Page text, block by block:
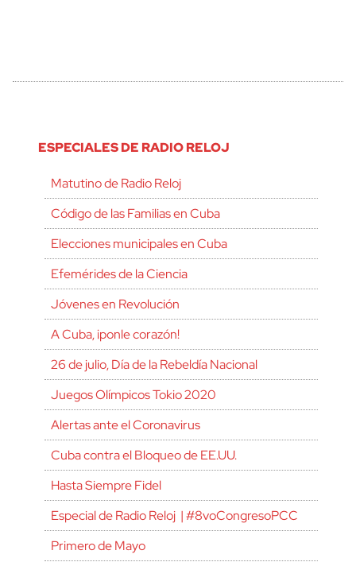
ESPECIALES DE RADIO RELOJ
Matutino de Radio Reloj
Código de las Familias en Cuba
Elecciones municipales en Cuba
Efemérides de la Ciencia
Jóvenes en Revolución
A Cuba, ¡ponle corazón!
26 de julio, Día de la Rebeldía Nacional
Juegos Olímpicos Tokio 2020
Alertas ante el Coronavirus
Cuba contra el Bloqueo de EE.UU.
Hasta Siempre Fidel
Especial de Radio Reloj | #8voCongresoPCC
Primero de Mayo